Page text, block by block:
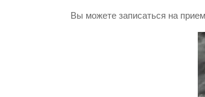
Вы можете записаться на